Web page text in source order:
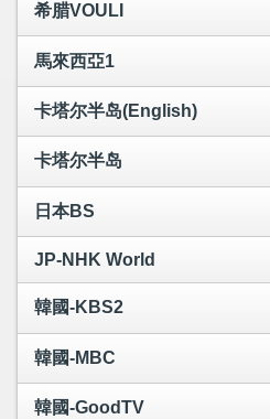
希腊VOULI
馬來西亞1
卡塔尔半岛(English)
卡塔尔半岛
日本BS
JP-NHK World
韓國-KBS2
韓國-MBC
韓國-GoodTV